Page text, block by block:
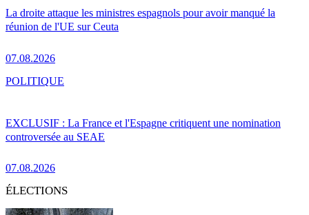
La droite attaque les ministres espagnols pour avoir manqué la
réunion de l'UE sur Ceuta
07.08.2026
EXCLUSIF : La France et l'Espagne critiquent une nomination
controversée au SEAE
07.08.2026
POLITIQUE
ÉLECTIONS